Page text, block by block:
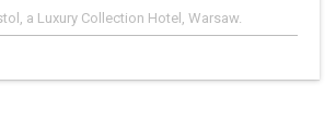
a Luxury Collection Hotel, Warsaw.